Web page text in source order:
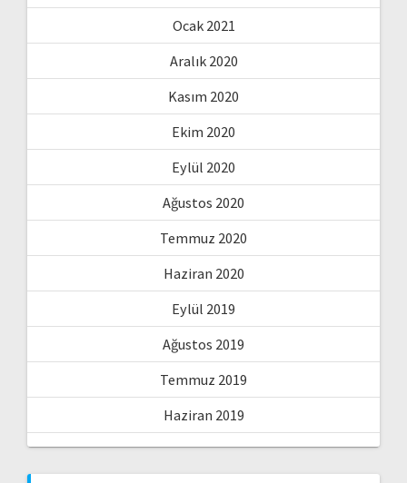
Ocak 2021
Aralık 2020
Kasım 2020
Ekim 2020
Eylül 2020
Ağustos 2020
Temmuz 2020
Haziran 2020
Eylül 2019
Ağustos 2019
Temmuz 2019
Haziran 2019